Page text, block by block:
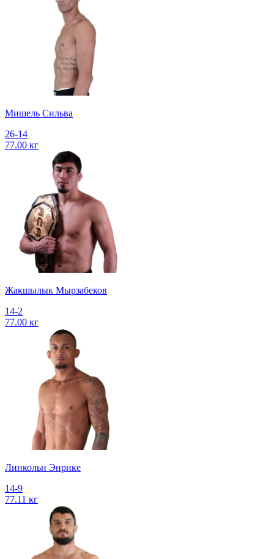
Мишель Сильва
26-14
77.00 кг
Жакшылык Мырзабеков
14-2
77.00 кг
Линкольн Энрике
14-9
77.11 кг